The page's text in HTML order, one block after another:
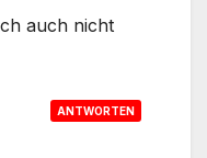
auch nicht
ANTWORTEN